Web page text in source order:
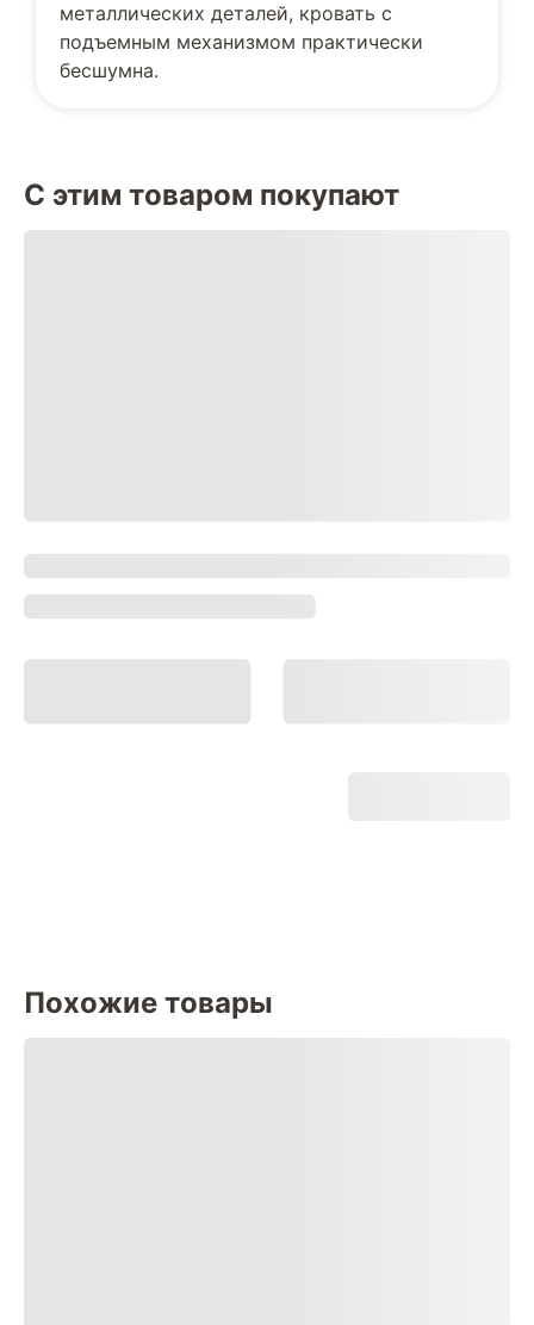
металлических деталей, кровать с
подъемным механизмом практически
бесшумна.
С этим товаром покупают
Похожие товары